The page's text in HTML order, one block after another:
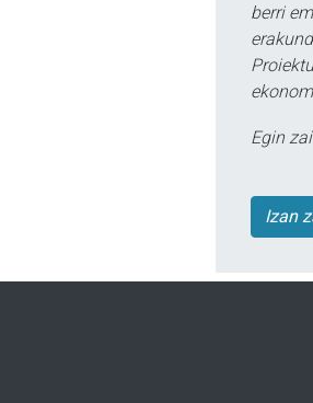
berri
Egin
Izan